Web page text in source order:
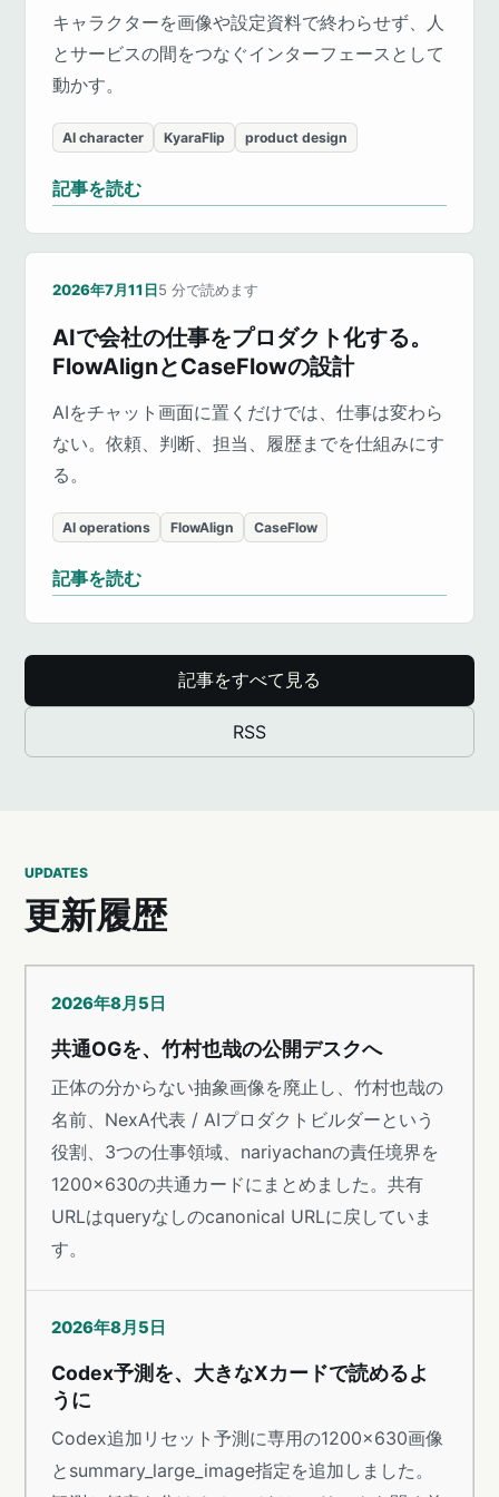
キャラクターを画像や設定資料で終わらせず、人
とサービスの間をつなぐインターフェースとして
動かす。
AI character KyaraFlip product design
記事を読む
2026年7月11日5 分で読めます
AIで会社の仕事をプロダクト化する。
FlowAlignとCaseFlowの設計
AIをチャット画面に置くだけでは、仕事は変わら
ない。依頼、判断、担当、履歴までを仕組みにす
る。
AI operations FlowAlign CaseFlow
記事を読む
記事をすべて見る
RSS
UPDATES
更新履歴
2026年8月5日
共通OGを、竹村也哉の公開デスクへ
正体の分からない抽象画像を廃止し、竹村也哉の
名前、NexA代表 / AIプロダクトビルダーという
役割、3つの仕事領域、nariyachanの責任境界を
1200×630の共通カードにまとめました。共有
URLはqueryなしのcanonical URLに戻していま
す。
2026年8月5日
Codex予測を、大きなXカードで読めるよ
うに
Codex追加リセット予測に専用の1200×630画像
とsummary_large_image指定を追加しました。